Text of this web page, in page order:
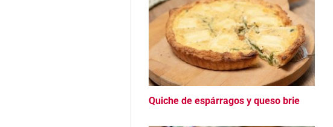
Quiche de espárragos y queso brie